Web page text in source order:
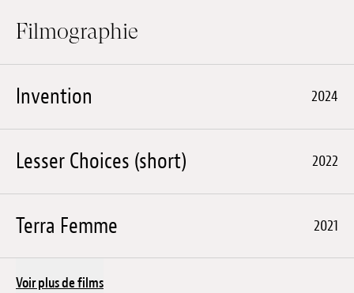
Publications
Filmographie
Invention 2024
Lesser Choices (short) 2022
Terra Femme 2021
Voir plus de films